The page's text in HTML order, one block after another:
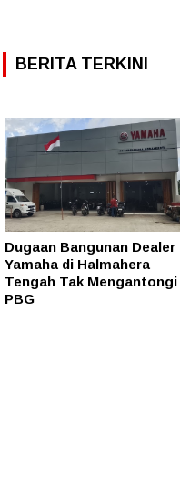
BERITA TERKINI
Dugaan Bangunan Dealer
Yamaha di Halmahera
Tengah Tak Mengantongi
PBG